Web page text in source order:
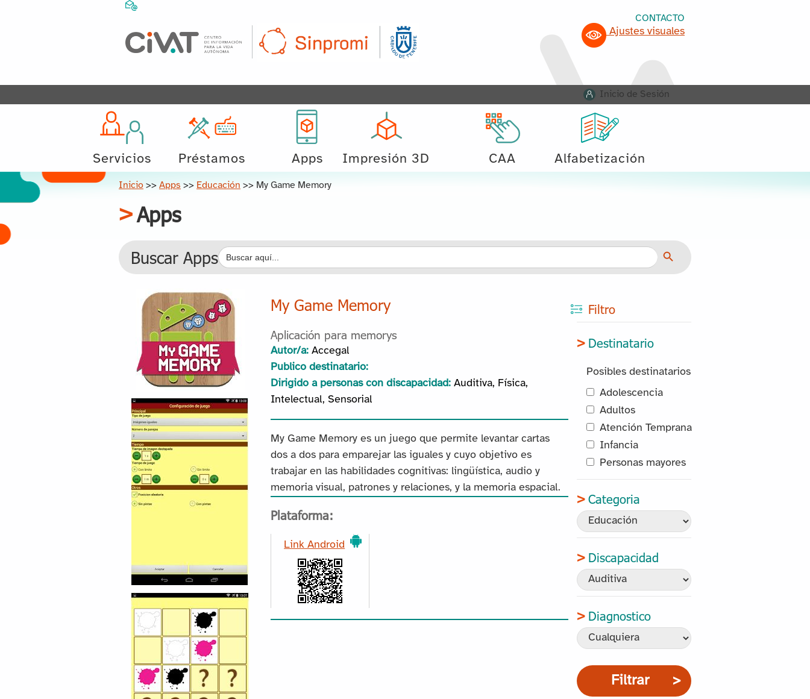
CONTACTO
Ajustes visuales
Inicio de Sesión
Servicios Préstamos Apps Impresión 3D CAA Alfabetización
Inicio >> Apps >> Educación >> My Game Memory
Apps
Buscar AppsBuscar: Botón de búsqueda
My Game Memory
Aplicación para memorys
Autor/a: Accegal
Publico destinatario:
Dirigido a personas con discapacidad: Auditiva, Física,
Intelectual, Sensorial
My Game Memory es un juego que permite levantar cartas
dos a dos para emparejar las iguales y cuyo objetivo es
trabajar en las habilidades cognitivas: lingüística, audio y
memoria visual, patrones y relaciones, y la memoria espacial.
Plataforma:
Link Android
Filtro
Destinatario
Posibles destinatarios
Adolescencia
Adultos
Atención Temprana
Infancia
Personas mayores
Categoria
Discapacidad
Diagnostico
Filtrar